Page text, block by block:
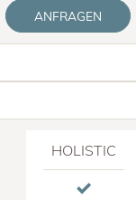
ANFRAGEN
HOLISTIC